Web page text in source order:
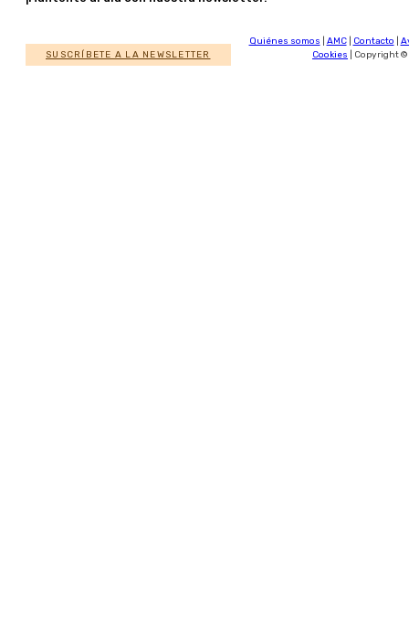
SUSCRÍBETE A LA NEWSLETTER
Quiénes somos AMC| Contacto
Cookies | Copyright